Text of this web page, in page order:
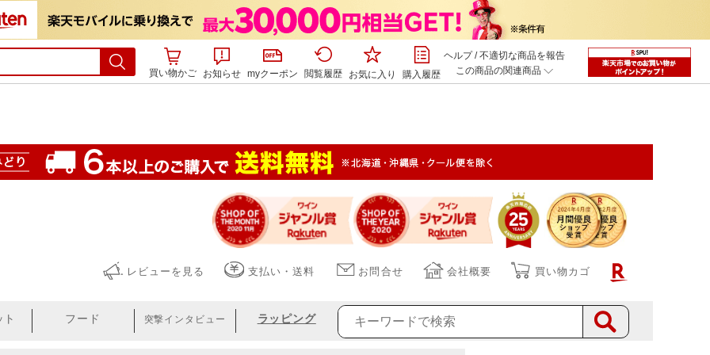
買い物かご お知らせ myクーポン 閲覧履歴 お気に入り 購入履歴
ヘルプ/不適切な商品を報告
この商品の関連商品